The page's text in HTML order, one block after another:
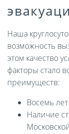
Наша
возможность
этом качество
факторы стало
преимуществ:
Восемь
Наличие